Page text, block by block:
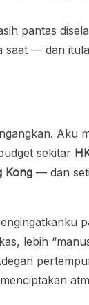
pantas
— dan
Aku
sekitar
Kong — dan
lebih